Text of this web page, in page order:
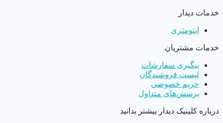
خدمات دیدار
اپتومتری
خدمات مشتریان
پیگیری سفارشات
لیست فروشندگان
حریم خصوصی
پرسش‌های متداول
درباره کلینیک دیدار بیشتر بدانید